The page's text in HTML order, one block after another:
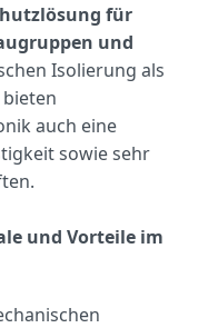
für
und
Isolierung als
auch eine
sowie sehr
und Vorteile im